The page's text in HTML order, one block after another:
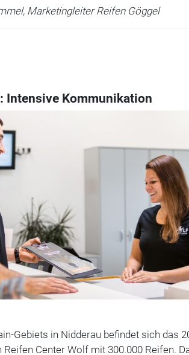
Marketingleiter Reifen Göggel
Intensive Kommunikation
Gebiets in Nidderau befindet sich das
Center Wolf mit 300.000 Reifen.